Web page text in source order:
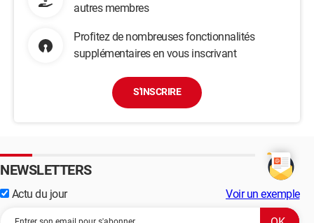
autres membres
Profitez de nombreuses fonctionnalités
supplémentaires en vous inscrivant
S'INSCRIRE
NEWSLETTERS
Actu du jour Voir un exemple